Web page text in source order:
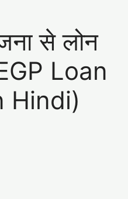
से लोन
Loan
Hindi)